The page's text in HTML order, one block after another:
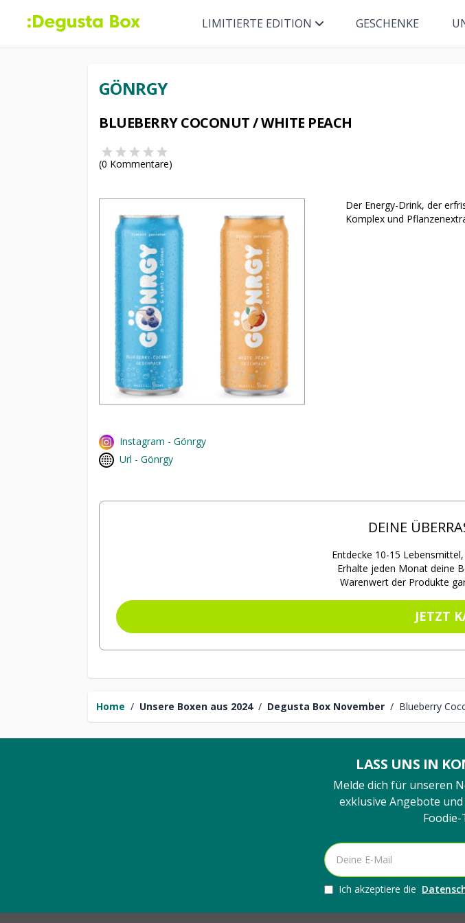
LIMITIERTE EDITION GESCHENKE
Home / Unsere Boxen aus 2024 / Degusta Box November / Blueberry
GÖNRGY
BLUEBERRY COCONUT / WHITE PEACH
(0 Kommentare)
Der Energy-Drink, der
Komplex und
Instagram - Gönrgy
Url - Gönrgy
DEINE
Entdecke 10-15
Erhalte jeden Monat deine
Warenwert der Produkte
JETZT
LASS UNS IN
Melde dich für unseren
exklusive Angebote
Ich akzeptiere die